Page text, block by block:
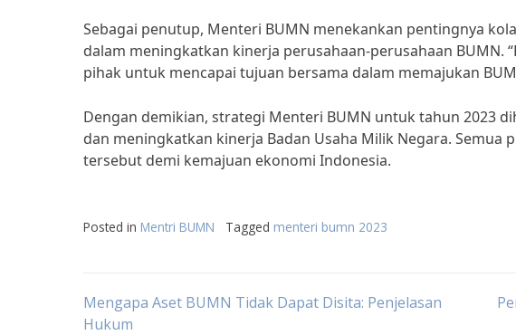
Sebagai penutup, Menteri BUMN menekankan pentingnya
dalam meningkatkan kinerja perusahaan-perusahaan BUMN.
pihak untuk mencapai tujuan bersama dalam memajukan
Dengan demikian, strategi Menteri BUMN untuk tahun 2023
dan meningkatkan kinerja Badan Usaha Milik Negara.
tersebut demi kemajuan ekonomi Indonesia.
Posted in Mentri BUMN Tagged menteri bumn 2023
Post
Mengapa Aset BUMN Tidak Dapat Disita: Penjelasan
Hukum